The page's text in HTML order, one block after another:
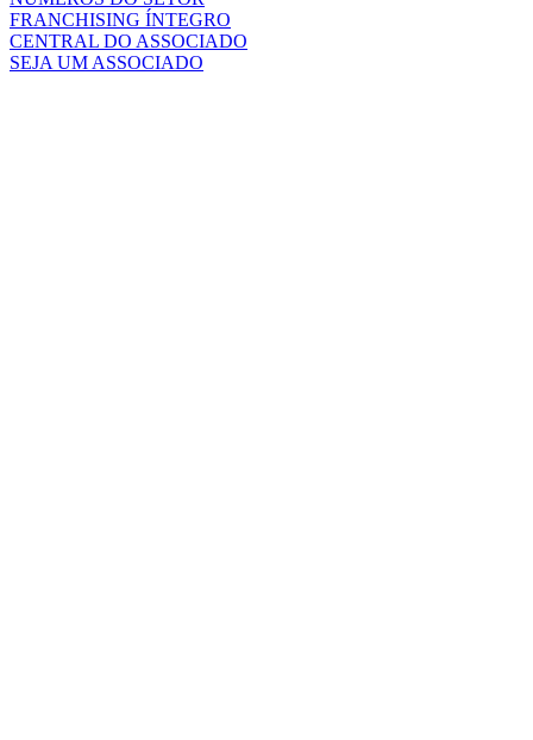
FRANCHISING ÍNTEGRO
CENTRAL DO ASSOCIADO
SEJA UM ASSOCIADO